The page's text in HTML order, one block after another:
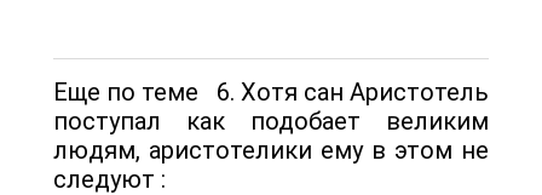
Еще по теме 6. Хотя сан Аристотель
поступал как подобает великим
людям, аристотелики ему в этом не
следуют :